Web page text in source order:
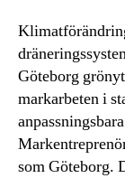
Göteborg
markarbeten i
som Göteborg.